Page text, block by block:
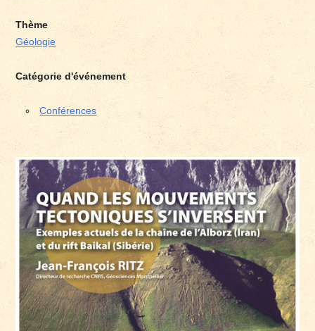
Thème
Géologie
Catégorie d'événement
Conférences